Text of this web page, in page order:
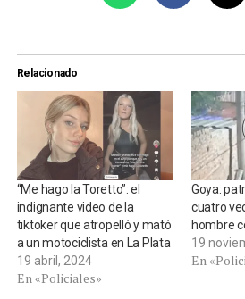
Relacionado
“Me hago la Toretto”: el
indignante video de la
tiktoker que atropelló y mató
a un motociclista en La Plata
19 abril, 2024
En «Policiales»
Goya:
cuatro
hombre
19
En